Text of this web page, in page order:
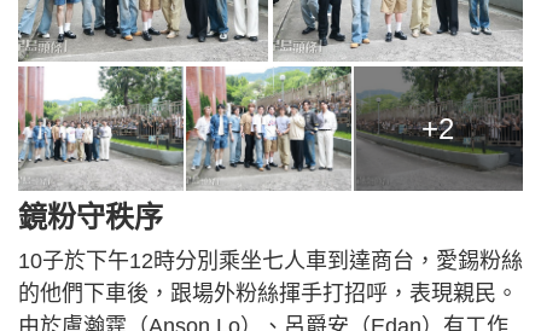
+2
鏡粉守秩序
10子於下午12時分別乘坐七人車到達商台，愛錫粉絲
的他們下車後，跟場外粉絲揮手打招呼，表現親民。